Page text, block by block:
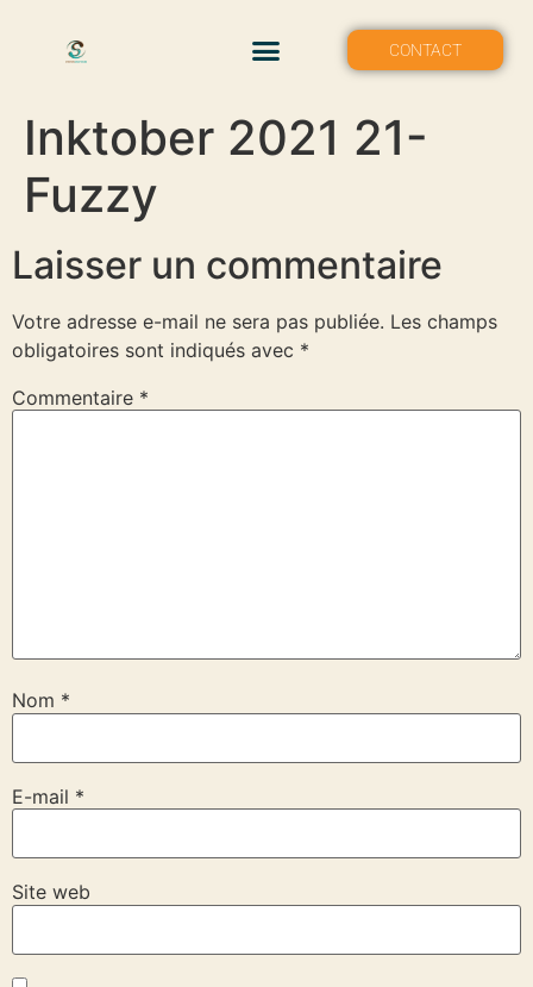
CONTACT
Inktober 2021 21-
Fuzzy
Laisser un commentaire
Votre adresse e-mail ne sera pas publiée. Les champs
obligatoires sont indiqués avec *
Commentaire *
Nom *
E-mail *
Site web